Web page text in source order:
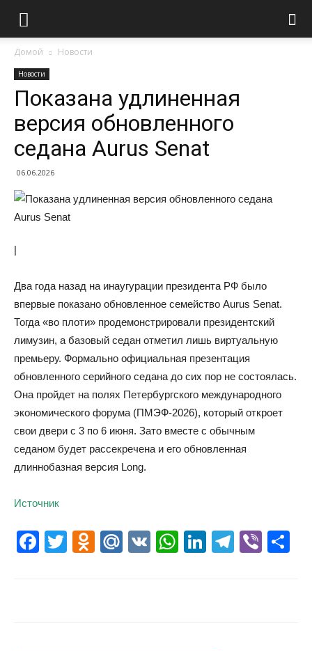
Домой Новости
Новости
Показана удлиненная
версия обновленного
седана Aurus Senat
06.06.2026
|
Два года назад на инаугурации президента РФ было
впервые показано обновленное семейство Aurus Senat.
Тогда «во плоти» продемонстрировали президентский
лимузин, а базовый седан отметил лишь виртуальную
премьеру. Формально официальная презентация
обновленного серийного седана до сих пор не состоялась.
Она пройдет на полях Петербургского международного
экономического форума (ПМЭФ-2026), который откроет
свои двери с 3 по 6 июня. Зато вместе с обычным
седаном будет рассекречена и его обновленная
длиннобазная версия Long.
Источник
Facebook
Twitter
Odnoklassniki
Mail.Ru
VK WhatsApp
LinkedIn